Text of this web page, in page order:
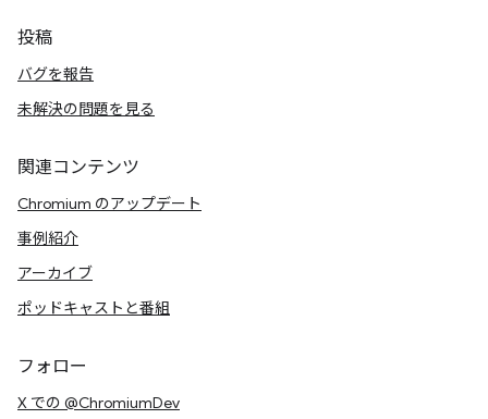
投稿
バグを報告
未解決の問題を見る
関連コンテンツ
Chromium のアップデート
事例紹介
アーカイブ
ポッドキャストと番組
フォロー
X での @ChromiumDev